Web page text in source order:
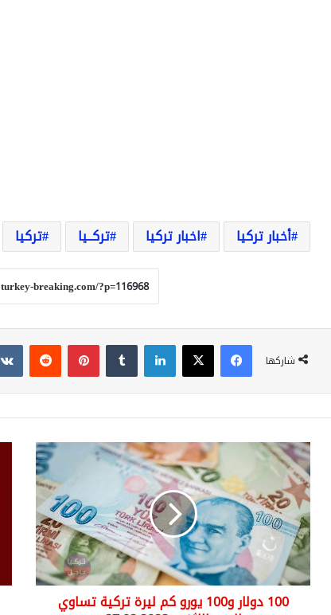
أخبار تركيا اخبار تركيا تركــيا تركيا
شاركها
فيسبوك‫X لينكدإن بينتيريست
100
دولار
و100
يورو
كم
ليرة
تركية
تساوي
اليوم
الإثنين
100 دولار و100 يورو كم ليرة تركية تساوي